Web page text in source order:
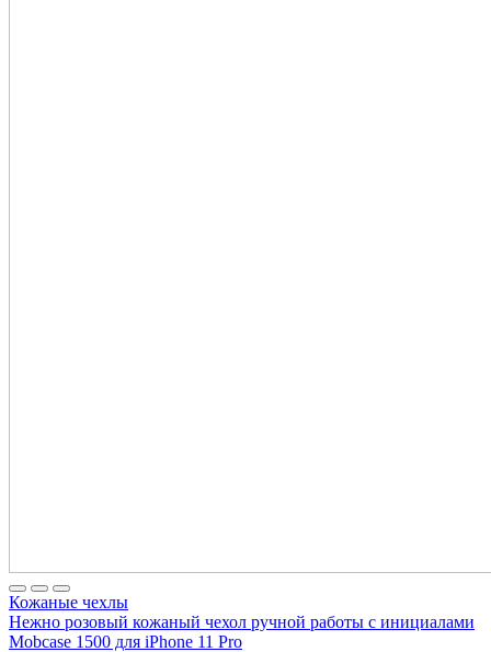
Кожаные чехлы
Нежно розовый кожаный чехол ручной работы с инициалами
Mobcase 1500 для iPhone 11 Pro